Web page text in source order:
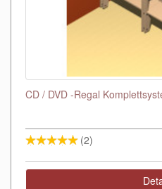
CD / DVD -Regal
(2)